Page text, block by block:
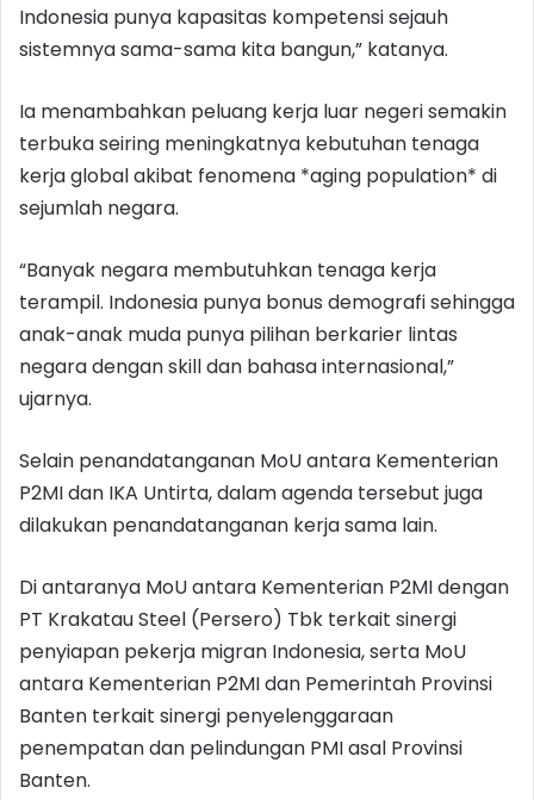
Indonesia punya kapasitas kompetensi sejauh
sistemnya sama-sama kita bangun,” katanya.
Ia menambahkan peluang kerja luar negeri semakin
terbuka seiring meningkatnya kebutuhan tenaga
kerja global akibat fenomena *aging population* di
sejumlah negara.
“Banyak negara membutuhkan tenaga kerja
terampil. Indonesia punya bonus demografi sehingga
anak-anak muda punya pilihan berkarier lintas
negara dengan skill dan bahasa internasional,”
ujarnya.
Selain penandatanganan MoU antara Kementerian
P2MI dan IKA Untirta, dalam agenda tersebut juga
dilakukan penandatanganan kerja sama lain.
Di antaranya MoU antara Kementerian P2MI dengan
PT Krakatau Steel (Persero) Tbk terkait sinergi
penyiapan pekerja migran Indonesia, serta MoU
antara Kementerian P2MI dan Pemerintah Provinsi
Banten terkait sinergi penyelenggaraan
penempatan dan pelindungan PMI asal Provinsi
Banten.